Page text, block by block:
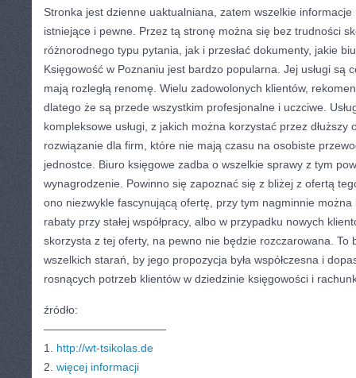
Stronka jest dzienne uaktualniana, zatem wszelkie
istniejące i pewne. Przez tą stronę można się bez trudności
różnorodnego typu pytania, jak i przesłać dokumenty, jakie
Księgowość w Poznaniu jest bardzo popularna. Jej usługi są
mają rozległą renomę. Wielu zadowolonych klientów,
dlatego że są przede wszystkim profesjonalne i uczciwe.
kompleksowe usługi, z jakich można korzystać przez dłuższy
rozwiązanie dla firm, które nie mają czasu na osobiste
jednostce. Biuro księgowe zadba o wszelkie sprawy z tym
wynagrodzenie. Powinno się zapoznać się z bliżej z ofertą
ono niezwykle fascynującą ofertę, przy tym nagminnie
rabaty przy stałej współpracy, albo w przypadku nowych
skorzysta z tej oferty, na pewno nie będzie rozczarowana. To
wszelkich starań, by jego propozycja była współczesna i
rosnących potrzeb klientów w dziedzinie księgowości i
źródło:
———————————
1. http://wt-tsikolas.de
2. więcej informacji